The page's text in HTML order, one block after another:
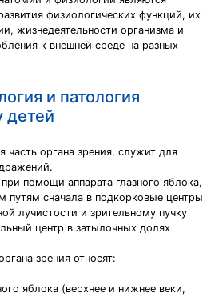
физиологических функций, их
жизнедеятельности организма и
к внешней среде на разных
и патология
детей
часть органа зрения, служит для
помощи аппарата глазного яблока,
путям сначала в подкорковые центры
лучистости и зрительному пучку
центр в затылочных долях
зрения относят:
яблока (верхнее и нижнее веки,